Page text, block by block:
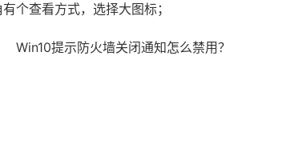
查看方式，选择大图标；